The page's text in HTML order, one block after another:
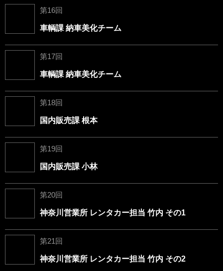
第16回
車輌課 納車美化チーム
第17回
車輌課 納車美化チーム
第18回
国内販売課 根本
第19回
国内販売課 小林
第20回
神奈川営業所 レンタカー担当 竹内 その1
第21回
神奈川営業所 レンタカー担当 竹内 その2